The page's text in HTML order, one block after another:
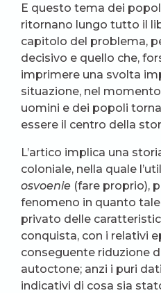
E questo tema dei
ritornano lungo tutto il
capitolo del problema,
decisivo e quello che,
imprimere una svolta
situazione, nel
uomini e dei popoli
essere il centro della
L’artico implica una
coloniale, nella quale
osvoenie (fare proprio),
fenomeno in quanto
privato delle
conquista, con i relativi
conseguente riduzione
autoctone; anzi i puri
indicativi di cosa sia